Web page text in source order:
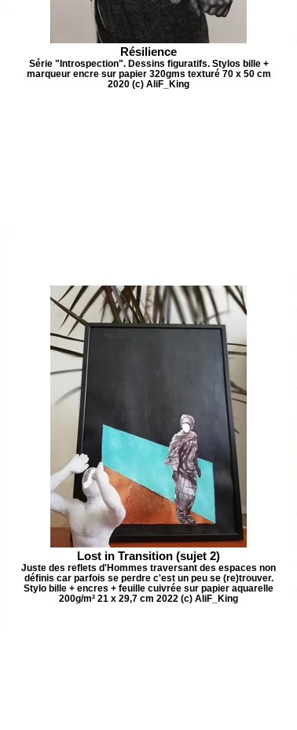
Résilience
Série "Introspection". Dessins figuratifs. Stylos bille +
marqueur encre sur papier 320gms texturé 70 x 50 cm
2020 (c) AliF_King
Lost in Transition (sujet 2)
Juste des reflets d'Hommes traversant des espaces non
définis car parfois se perdre c'est un peu se (re)trouver.
Stylo bille + encres + feuille cuivrée sur papier aquarelle
200g/m² 21 x 29,7 cm 2022 (c) AliF_King